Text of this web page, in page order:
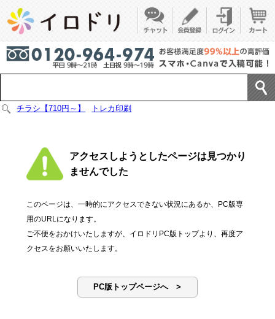
チラシ【710円～】 トレカ印刷
アクセスしようとしたページは見つかり
ませんでした
このページは、一時的にアクセスできない状況にあるか、PC版専
用のURLになります。
ご不便をおかけいたしますが、イロドリPC版トップより、再度ア
クセスをお願いいたします。
PC版トップページへ >